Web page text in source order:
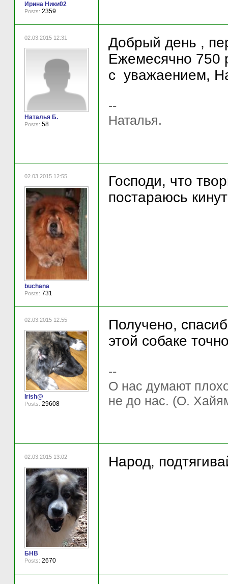
Ирина Ники02
Posts: 2359
02.03.2015 12:31
Наталья Б.
Posts: 58
Добрый день ,
Ежемесячно 750
с уважаением,
--
Наталья.
02.03.2015 12:55
buchana
Posts: 731
Господи, что
постараюсь
02.03.2015 12:55
Irish@
Posts: 29608
Получено,
этой собаке
--
О нас думают
не до нас. (О.
02.03.2015 13:02
БНВ
Posts: 2670
Народ,